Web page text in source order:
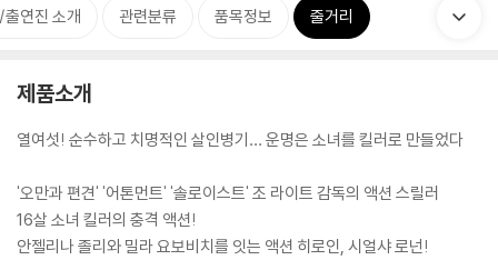
연진 소개 관련분류 품목정보 줄거리
제품소개
열여섯! 순수하고 치명적인 살인병기… 운명은 소녀를 킬러로 만들었다
'오만과 편견' '어톤먼트' '솔로이스트' 조 라이트 감독의 액션 스릴러
16살 소녀 킬러의 충격 액션!
안젤리나 졸리와 밀라 요보비치를 잇는 액션 히로인, 시얼샤 로넌!